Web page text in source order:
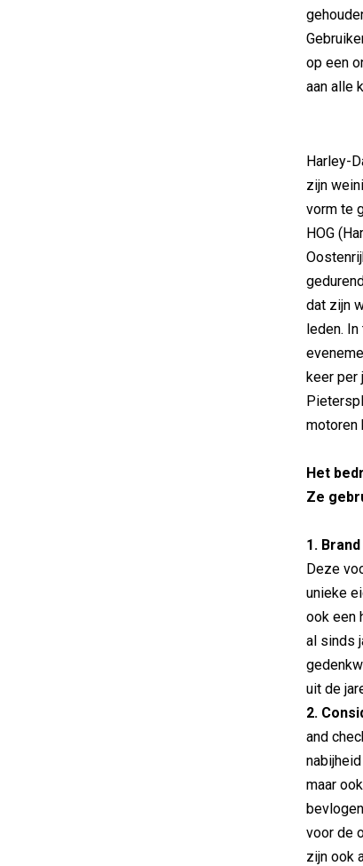
op een
aan alle
Harley-
zijn
vorm te
HOG
dat zijn
leden.
keer per
motoren
Het
Ze
1.
Deze
unieke
ook een
al sinds
uit de
2.
and
maar
voor de
zijn ook